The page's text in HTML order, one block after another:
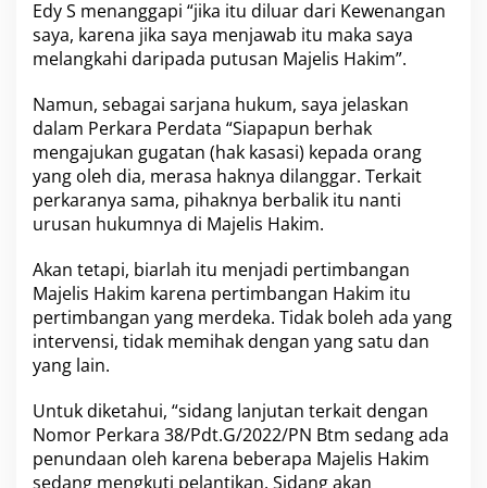
Edy S menanggapi “jika itu diluar dari Kewenangan
saya, karena jika saya menjawab itu maka saya
melangkahi daripada putusan Majelis Hakim”.
Namun, sebagai sarjana hukum, saya jelaskan
dalam Perkara Perdata “Siapapun berhak
mengajukan gugatan (hak kasasi) kepada orang
yang oleh dia, merasa haknya dilanggar. Terkait
perkaranya sama, pihaknya berbalik itu nanti
urusan hukumnya di Majelis Hakim.
Akan tetapi, biarlah itu menjadi pertimbangan
Majelis Hakim karena pertimbangan Hakim itu
pertimbangan yang merdeka. Tidak boleh ada yang
intervensi, tidak memihak dengan yang satu dan
yang lain.
Untuk diketahui, “sidang lanjutan terkait dengan
Nomor Perkara 38/Pdt.G/2022/PN Btm sedang ada
penundaan oleh karena beberapa Majelis Hakim
sedang mengkuti pelantikan. Sidang akan